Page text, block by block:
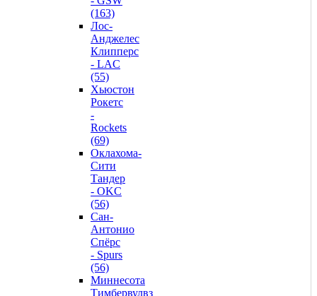
(163)
Лос-
Анджелес
Клипперс
- LAC
(55)
Хьюстон
Рокетс
-
Rockets
(69)
Оклахома-
Сити
Тандер
- OKC
(56)
Сан-
Антонио
Спёрс
- Spurs
(56)
Миннесота
Тимбервулвз